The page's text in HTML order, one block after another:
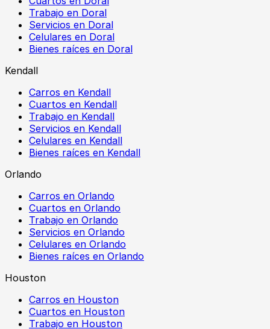
Trabajo en Doral
Servicios en Doral
Celulares en Doral
Bienes raíces en Doral
Kendall
Carros en Kendall
Cuartos en Kendall
Trabajo en Kendall
Servicios en Kendall
Celulares en Kendall
Bienes raíces en Kendall
Orlando
Carros en Orlando
Cuartos en Orlando
Trabajo en Orlando
Servicios en Orlando
Celulares en Orlando
Bienes raíces en Orlando
Houston
Carros en Houston
Cuartos en Houston
Trabajo en Houston